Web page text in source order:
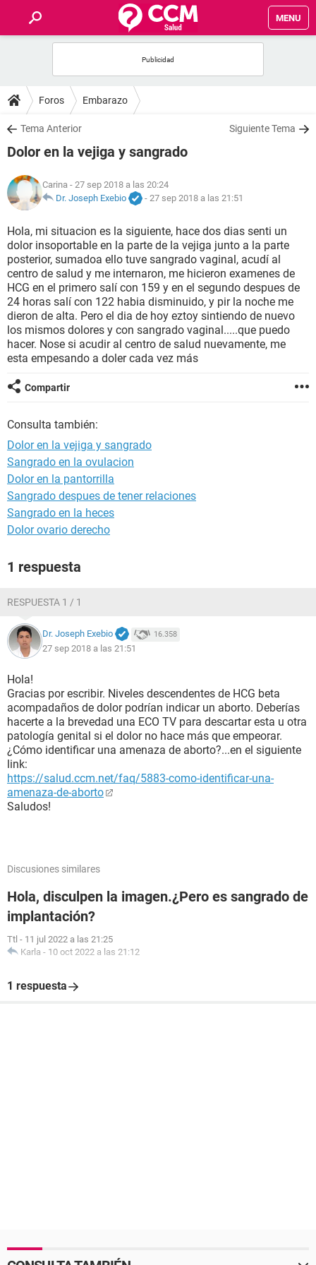
MENU
FOROS
SALUD
NUTRICIÓN
BIENESTAR
SEXUALIDAD
GLOSARIO
Foros Embarazo
Tema Anterior Siguiente Tema
Dolor en la vejiga y sangrado
Carina - 27 sep 2018 a las 20:24
Dr. Joseph Exebio
- 27 sep 2018 a las 21:51
Hola, mi situacion es la siguiente, hace dos dias senti un
dolor insoportable en la parte de la vejiga junto a la parte
posterior, sumadoa ello tuve sangrado vaginal, acudí al
centro de salud y me internaron, me hicieron examenes de
HCG en el primero salí con 159 y en el segundo despues de
24 horas salí con 122 habia disminuido, y pir la noche me
dieron de alta. Pero el dia de hoy eztoy sintiendo de nuevo
los mismos dolores y con sangrado vaginal.....que puedo
hacer. Nose si acudir al centro de salud nuevamente, me
esta empesando a doler cada vez más
Compartir
Consulta también:
Dolor en la vejiga y sangrado
Sangrado en la ovulacion
Dolor en la pantorrilla
Sangrado despues de tener relaciones
Sangrado en la heces
Dolor ovario derecho
1 respuesta
RESPUESTA 1 / 1
Dr. Joseph Exebio 16.358
27 sep 2018 a las 21:51
Hola!
Gracias por escribir. Niveles descendentes de HCG beta
acompadaños de dolor podrían indicar un aborto. Deberías
hacerte a la brevedad una ECO TV para descartar esta u otra
patología genital si el dolor no hace más que empeorar.
¿Cómo identificar una amenaza de aborto?...en el siguiente
link:
https://salud.ccm.net/faq/5883-como-identificar-una-
amenaza-de-aborto
Saludos!
Discusiones similares
Hola, disculpen la imagen.¿Pero es sangrado de
implantación?
Ttl - 11 jul 2022 a las 21:25
Karla - 10 oct 2022 a las 21:12
1 respuesta